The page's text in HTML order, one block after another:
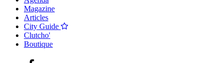
Magazine
Articles
City Guide
Clutcho'
Boutique